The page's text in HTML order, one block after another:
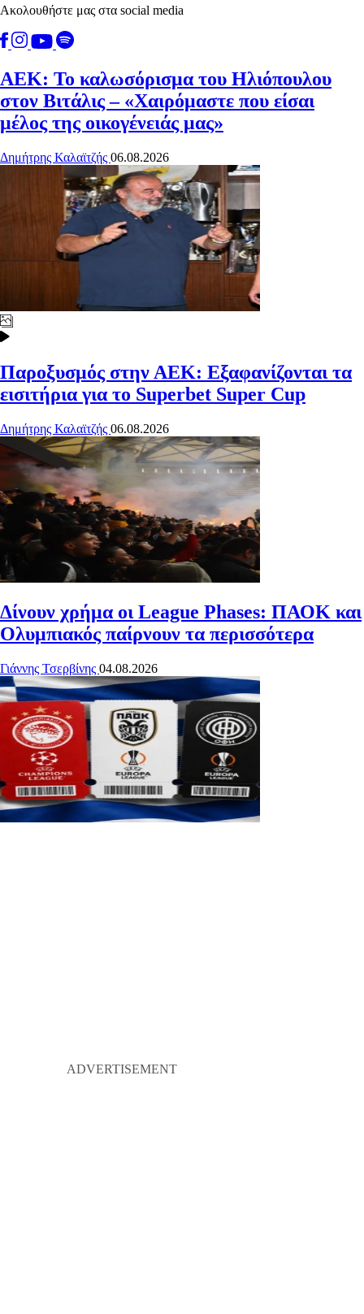
Ακολουθήστε μας στα social media
ΑΕΚ: Το καλωσόρισμα του Ηλιόπουλου
στον Βιτάλις – «Χαιρόμαστε που είσαι
μέλος της οικογένειάς μας»
Δημήτρης Καλαϊτζής 06.08.2026
Παροξυσμός στην ΑΕΚ: Εξαφανίζονται τα
εισιτήρια για το Superbet Super Cup
Δημήτρης Καλαϊτζής 06.08.2026
Δίνουν χρήμα οι League Phases: ΠΑΟΚ και
Ολυμπιακός παίρνουν τα περισσότερα
Γιάννης Τσερβίνης 04.08.2026